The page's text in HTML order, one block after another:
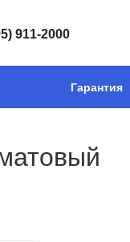
911-2000
Гарантия